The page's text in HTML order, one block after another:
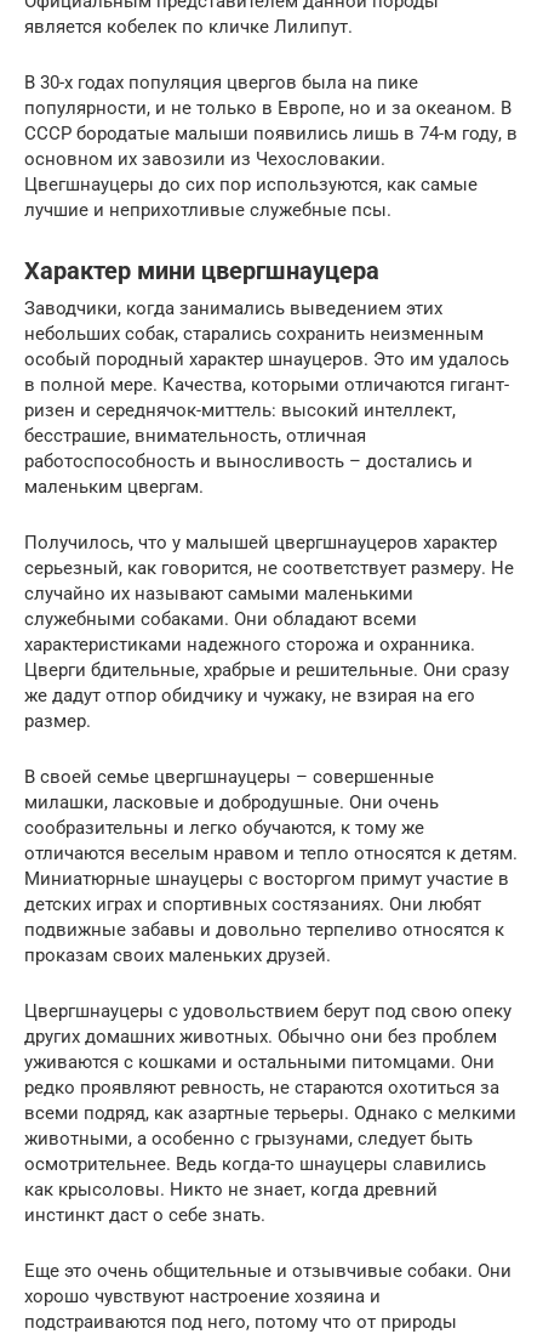
является кобелек по кличке Лилипут.
В 30-х годах популяция цвергов была на пике
популярности, и не только в Европе, но и за океаном. В
СССР бородатые малыши появились лишь в 74-м году, в
основном их завозили из Чехословакии.
Цвегшнауцеры до сих пор используются, как самые
лучшие и неприхотливые служебные псы.
Характер мини цвергшнауцера
Заводчики, когда занимались выведением этих
небольших собак, старались сохранить неизменным
особый породный характер шнауцеров. Это им удалось
в полной мере. Качества, которыми отличаются гигант-
ризен и середнячок-миттель: высокий интеллект,
бесстрашие, внимательность, отличная
работоспособность и выносливость – достались и
маленьким цвергам.
Получилось, что у малышей цвергшнауцеров характер
серьезный, как говорится, не соответствует размеру. Не
случайно их называют самыми маленькими
служебными собаками. Они обладают всеми
характеристиками надежного сторожа и охранника.
Цверги бдительные, храбрые и решительные. Они сразу
же дадут отпор обидчику и чужаку, не взирая на его
размер.
В своей семье цвергшнауцеры – совершенные
милашки, ласковые и добродушные. Они очень
сообразительны и легко обучаются, к тому же
отличаются веселым нравом и тепло относятся к детям.
Миниатюрные шнауцеры с восторгом примут участие в
детских играх и спортивных состязаниях. Они любят
подвижные забавы и довольно терпеливо относятся к
проказам своих маленьких друзей.
Цвергшнауцеры с удовольствием берут под свою опеку
других домашних животных. Обычно они без проблем
уживаются с кошками и остальными питомцами. Они
редко проявляют ревность, не стараются охотиться за
всеми подряд, как азартные терьеры. Однако с мелкими
животными, а особенно с грызунами, следует быть
осмотрительнее. Ведь когда-то шнауцеры славились
как крысоловы. Никто не знает, когда древний
инстинкт даст о себе знать.
Еще это очень общительные и отзывчивые собаки. Они
хорошо чувствуют настроение хозяина и
подстраиваются под него, потому что от природы